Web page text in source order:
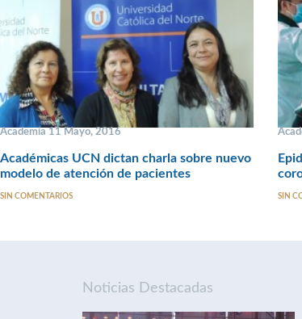
Academia 11 Mayo, 2016
Académicas UCN dictan charla sobre nuevo
modelo de atención de pacientes
SIN COMENTARIOS SIN
Noticias Destacadas